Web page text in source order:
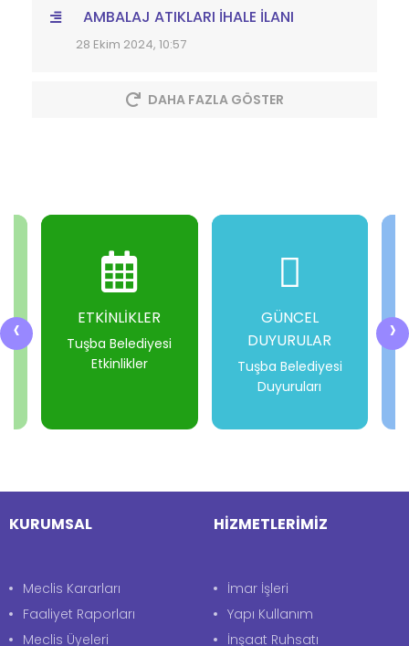
AMBALAJ ATIKLARI İHALE İLANI
28 Ekim 2024, 10:57
DAHA FAZLA GÖSTER
‹ ›
ETKİNLİKLER
Tuşba Belediyesi
Etkinlikler
GÜNCEL
DUYURULAR
Tuşba Belediyesi
Duyuruları
-
KURUMSAL
Meclis Kararları
Faaliyet Raporları
Meclis Üyeleri
HİZMETLERİMİZ
İmar İşleri
Yapı Kullanım
İnşaat Ruhsatı